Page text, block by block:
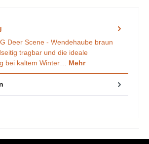
Deer Scene - Wendehaube braun
tragbar und die ideale
bei kaltem Winter… Mehr